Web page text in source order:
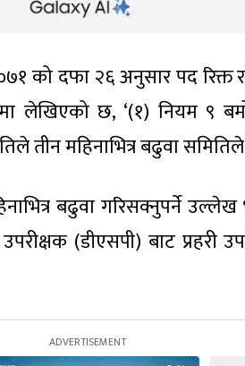
को दफा २६ अनुसार पद रिक्त
लेखिएको छ, ‘(१) नियम ९
तीन महिनाभित्र बढुवा
बढुवा गरिसक्नुपर्ने
(डीएसपी) बाट प्रहरी